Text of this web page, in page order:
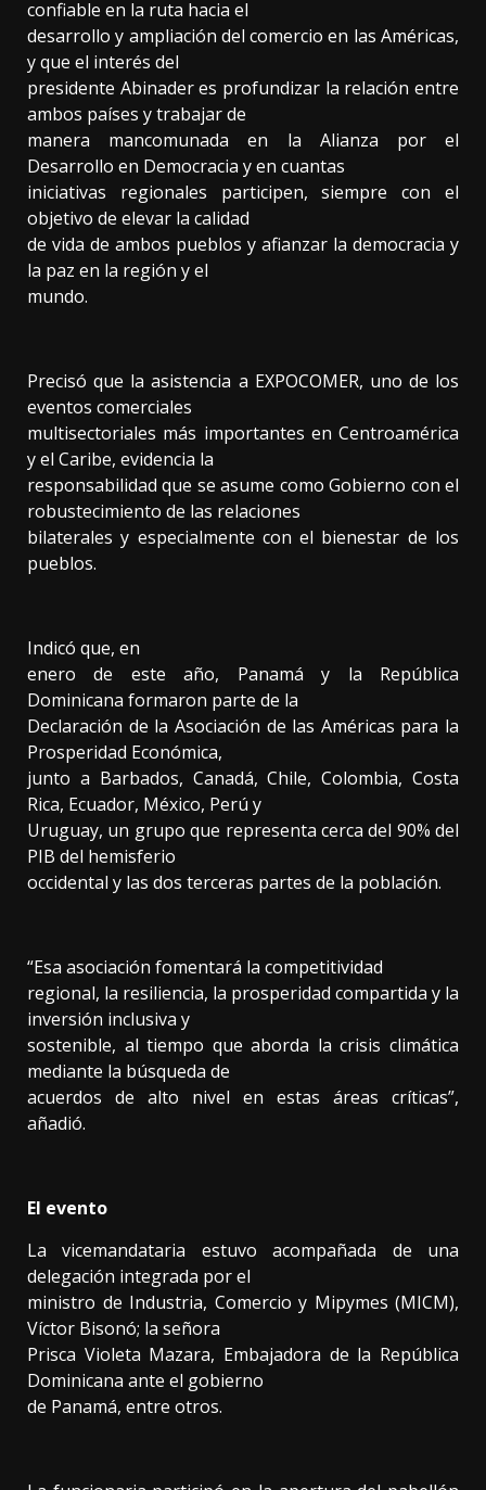
confiable en la ruta hacia el
desarrollo y ampliación del comercio en las Américas,
y que el interés del
presidente Abinader es profundizar la relación entre
ambos países y trabajar de
manera mancomunada en la Alianza por el
Desarrollo en Democracia y en cuantas
iniciativas regionales participen, siempre con el
objetivo de elevar la calidad
de vida de ambos pueblos y afianzar la democracia y
la paz en la región y el
mundo.
Precisó que la asistencia a EXPOCOMER, uno de los
eventos comerciales
multisectoriales más importantes en Centroamérica
y el Caribe, evidencia la
responsabilidad que se asume como Gobierno con el
robustecimiento de las relaciones
bilaterales y especialmente con el bienestar de los
pueblos.
Indicó que, en
enero de este año, Panamá y la República
Dominicana formaron parte de la
Declaración de la Asociación de las Américas para la
Prosperidad Económica,
junto a Barbados, Canadá, Chile, Colombia, Costa
Rica, Ecuador, México, Perú y
Uruguay, un grupo que representa cerca del 90% del
PIB del hemisferio
occidental y las dos terceras partes de la población.
“Esa asociación fomentará la competitividad
regional, la resiliencia, la prosperidad compartida y la
inversión inclusiva y
sostenible, al tiempo que aborda la crisis climática
mediante la búsqueda de
acuerdos de alto nivel en estas áreas críticas”,
añadió.
El evento
La vicemandataria estuvo acompañada de una
delegación integrada por el
ministro de Industria, Comercio y Mipymes (MICM),
Víctor Bisonó; la señora
Prisca Violeta Mazara, Embajadora de la República
Dominicana ante el gobierno
de Panamá, entre otros.